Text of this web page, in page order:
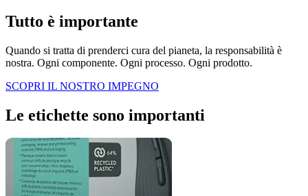
Tutto è importante
Quando si tratta di prenderci cura del pianeta, la responsabilità è
nostra. Ogni componente. Ogni processo. Ogni prodotto.
SCOPRI IL NOSTRO IMPEGNO
Le etichette sono importanti